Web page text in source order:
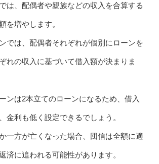
は、配偶者や親族などの収入を合算する
を増やします。
では、配偶者それぞれが個別にローンを
れの収入に基づいて借入額が決まりま
ンは2本立てのローンになるため、借入
金利も低く設定できるでしょう。
一方が亡くなった場合、団信は全額に適
済に追われる可能性があります。